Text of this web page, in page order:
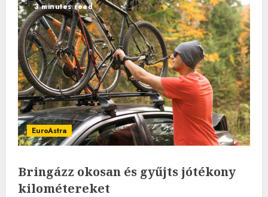
3 minutes read
EuroAstra
Bringázz okosan és gyűjts jótékony
kilométereket